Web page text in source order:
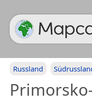
Russland